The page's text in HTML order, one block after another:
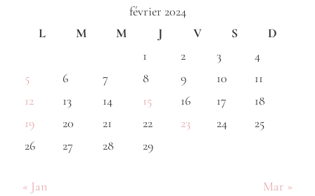
février 2024
L
M M J V S
D
1
2 3
4
5
6 7 8 9 10
11
12
13 14 15 16 17
18
19
20 21 22 23 24
25
26
27 28 29
« Jan Mar »